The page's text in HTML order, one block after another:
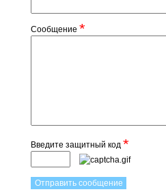
Сообщение *
Введите защитный код *